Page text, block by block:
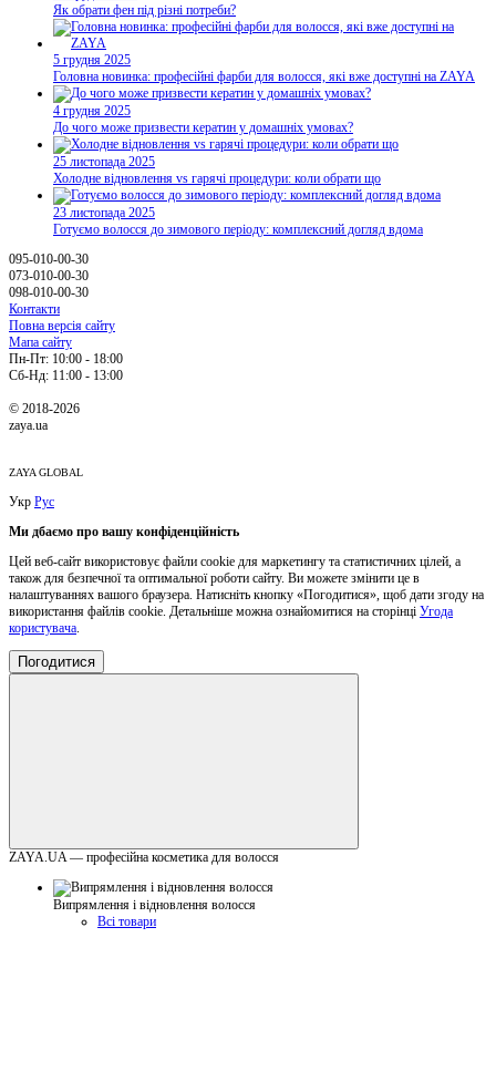
Як обрати фен під різні потреби?
5 грудня 2025
Головна новинка: професійні фарби для волосся, які вже доступні на ZAYA
4 грудня 2025
До чого може призвести кератин у домашніх умовах?
25 листопада 2025
Холодне відновлення vs гарячі процедури: коли обрати що
23 листопада 2025
Готуємо волосся до зимового періоду: комплексний догляд вдома
095-010-00-30
073-010-00-30
098-010-00-30
Контакти
Повна версія сайту
Мапа сайту
Пн-Пт: 10:00 - 18:00
Сб-Нд: 11:00 - 13:00
© 2018-2026
zaya.ua
ZAYA GLOBAL
Укр Рус
Ми дбаємо про вашу конфіденційність
Цей веб-сайт використовує файли cookie для маркетингу та статистичних цілей, а
також для безпечної та оптимальної роботи сайту. Ви можете змінити це в
налаштуваннях вашого браузера. Натисніть кнопку «Погодитися», щоб дати згоду на
використання файлів cookie. Детальніше можна ознайомитися на сторінці Угода
користувача.
Погодитися
ZAYA.UA — професійна косметика для волосся
Випрямлення і відновлення волосся
Всі товари